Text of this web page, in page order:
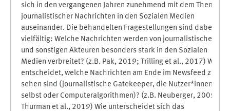
sich in den vergangenen Jahren zunehmend mit dem Thema
journalistischer Nachrichten in den Sozialen Medien
auseinander. Die behandelten Fragestellungen sind dabei
vielfältig: Welche Nachrichten werden von journalistischen
und sonstigen Akteuren besonders stark in den Sozialen
Medien verbreitet? (z.B. Pak, 2019; Trilling et al., 2017) Wer
entscheidet, welche Nachrichten am Ende im Newsfeed zu
sehen sind (journalistische Gatekeeper, die Nutzer*innen
selbst oder Computeralgorithmen)? (z.B. Neuberger, 2009;
Thurman et al., 2019) Wie unterscheidet sich das